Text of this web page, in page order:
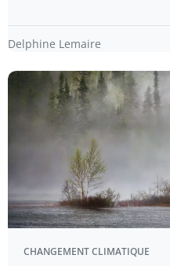
Delphine Lemaire
CHANGEMENT CLIMATIQUE